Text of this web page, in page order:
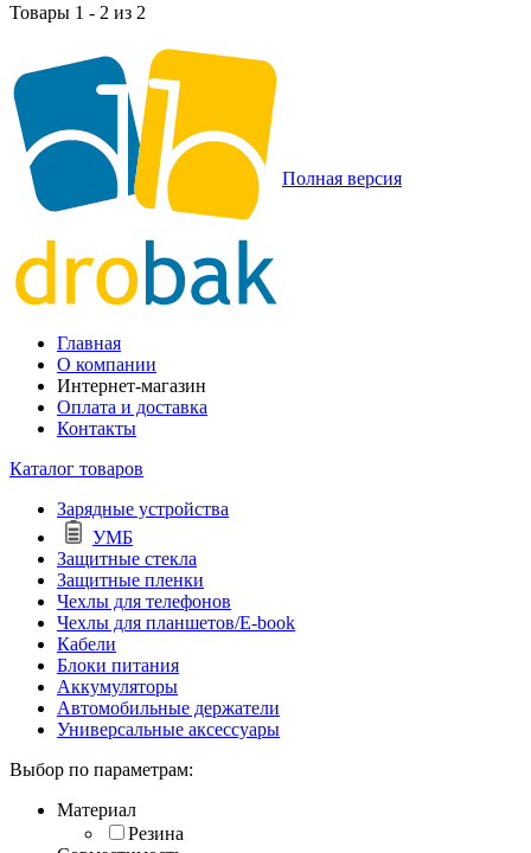
Товары 1 - 2 из 2
Полная версия
Главная
О компании
Интернет-магазин
Оплата и доставка
Контакты
Каталог товаров
Зарядные устройства
УМБ
Защитные стекла
Защитные пленки
Чехлы для телефонов
Чехлы для планшетов/E-book
Кабели
Блоки питания
Аккумуляторы
Автомобильные держатели
Универсальные аксессуары
Выбор по параметрам:
Материал
Резина